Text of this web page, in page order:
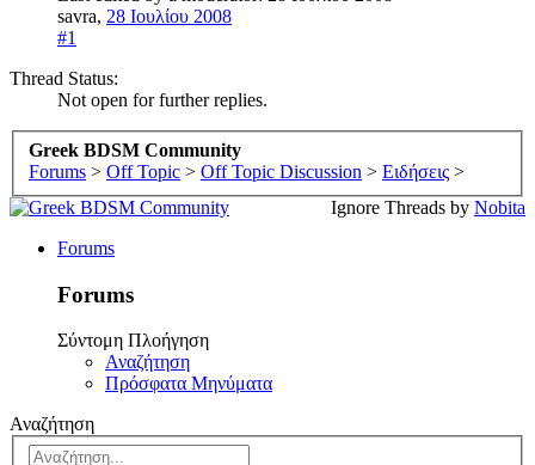
savra, 28 Ιουλίου 2008
#1
Thread Status:
Not open for further replies.
Greek BDSM Community
Forums > Off Topic > Off Topic Discussion > Ειδήσεις >
Ignore Threads by Nobita
Forums
Forums
Σύντομη Πλοήγηση
Αναζήτηση
Πρόσφατα Μηνύματα
Αναζήτηση